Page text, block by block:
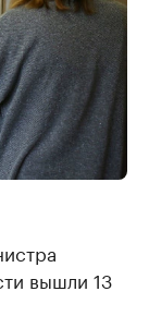
вышли 13